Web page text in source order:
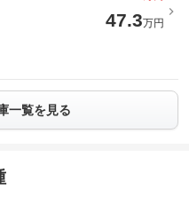
47.3万円
一覧を見る